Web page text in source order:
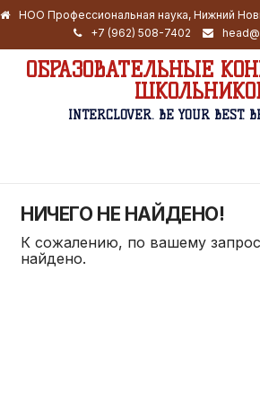
НОО Профессиональная наука, Нижний
+7 (962) 508-7402
ОБРАЗОВАТЕЛЬНЫЕ
INTERCLOVER. BE YOUR BEST.
НИЧЕГО НЕ НАЙДЕНО!
К сожалению, по вашему
найдено.